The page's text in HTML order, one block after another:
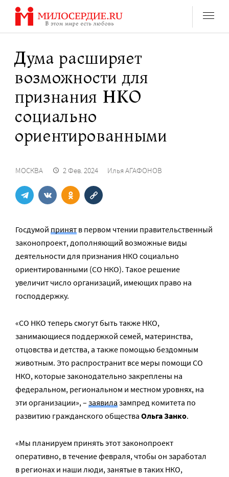
Перейти
содержанию
Дума расширяет
возможности для
признания НКО
социально
ориентированными
МОСКВА 2 Фев. 2024 Илья АГАФОНОВ
Госдумой принят в первом чтении правительственный
законопроект, дополняющий возможные виды
деятельности для признания НКО социально
ориентированными (СО НКО). Такое решение
увеличит число организаций, имеющих право на
господдержку.
«СО НКО теперь смогут быть также НКО,
занимающиеся поддержкой семей, материнства,
отцовства и детства, а также помощью бездомным
животным. Это распространит все меры помощи СО
НКО, которые законодательно закреплены на
федеральном, региональном и местном уровнях, на
эти организации», – заявилазампред комитета по
развитию гражданского общества Ольга Занко.
«Мы планируем принять этот законопроект
оперативно, в течение февраля, чтобы он заработал
в регионах и наши люди, занятые в таких НКО,